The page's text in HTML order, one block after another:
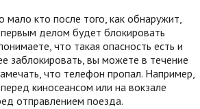
мало кто после того, как обнаружит,
делом будет блокировать
что такая опасность есть и
заблокировать, вы можете в течение
что телефон пропал. Например,
киносеансом или на вокзале
отправлением поезда.